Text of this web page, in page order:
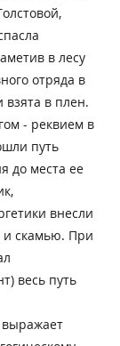
в лесу
отряда в
взята в плен.
- реквием в
путь
до места ее
внесли
и скамью. При
весь путь
выражает